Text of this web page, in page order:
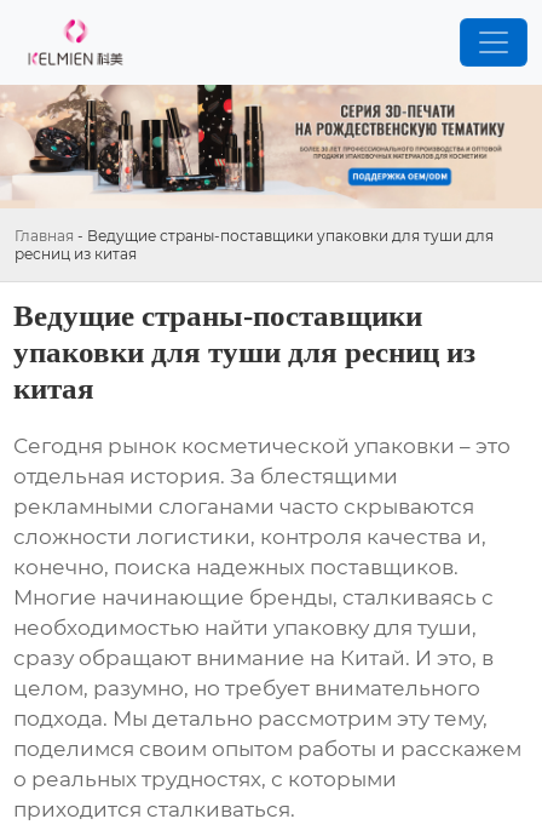
Главная - Ведущие страны-поставщики упаковки для туши для
ресниц из китая
Ведущие страны-поставщики
упаковки для туши для ресниц из
китая
Сегодня рынок косметической упаковки – это
отдельная история. За блестящими
рекламными слоганами часто скрываются
сложности логистики, контроля качества и,
конечно, поиска надежных поставщиков.
Многие начинающие бренды, сталкиваясь с
необходимостью найтиупаковку для туши,
сразу обращают внимание на Китай. И это, в
целом, разумно, но требует внимательного
подхода. Мы детально рассмотрим эту тему,
поделимся своим опытом работы и расскажем
о реальных трудностях, с которыми
приходится сталкиваться.